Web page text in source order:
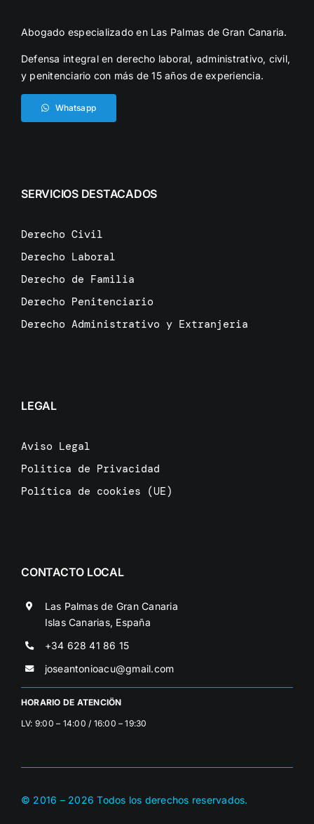
Abogado especializado en Las Palmas de Gran Canaria.
Defensa integral en derecho laboral, administrativo, civil,
y penitenciario con más de 15 años de experiencia.
Whatsapp
SERVICIOS DESTACADOS
Derecho Civil
Derecho Laboral
Derecho de Familia
Derecho Penitenciario
Derecho Administrativo y Extranjeria
LEGAL
Aviso Legal
Politica de Privacidad
Política de cookies (UE)
CONTACTO LOCAL
Las Palmas de Gran Canaria
Islas Canarias, España
+34 628 41 86 15
joseantonioacu@gmail.com
HORARIO DE ATENCIÖN
LV: 9:00 – 14:00 / 16:00 – 19:30
© 2016 – 2026Todos los derechos reservados.